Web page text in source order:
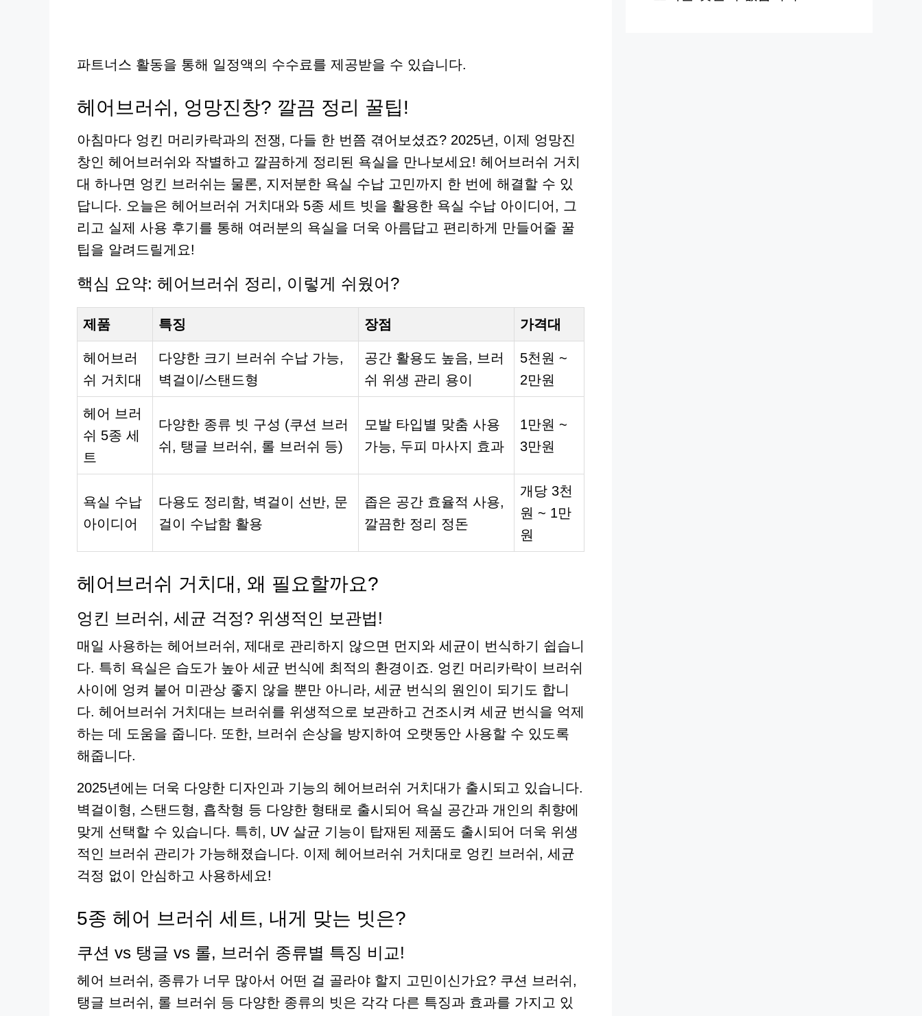
파트너스 활동을 통해 일정액의 수수료를 제공받을 수 있습니다.
헤어브러쉬, 엉망진창? 깔끔 정리 꿀팁!
아침마다 엉킨 머리카락과의 전쟁, 다들 한 번쯤 겪어보셨죠? 2025년, 이제 엉망진
창인 헤어브러쉬와 작별하고 깔끔하게 정리된 욕실을 만나보세요! 헤어브러쉬 거치
대 하나면 엉킨 브러쉬는 물론, 지저분한 욕실 수납 고민까지 한 번에 해결할 수 있
답니다. 오늘은 헤어브러쉬 거치대와 5종 세트 빗을 활용한 욕실 수납 아이디어, 그
리고 실제 사용 후기를 통해 여러분의 욕실을 더욱 아름답고 편리하게 만들어줄 꿀
팁을 알려드릴게요!
핵심 요약: 헤어브러쉬 정리, 이렇게 쉬웠어?
제품 특징 장점 가격대
헤어브러
쉬 거치대
다양한 크기 브러쉬 수납 가능,
벽걸이/스탠드형
공간 활용도 높음, 브러
쉬 위생 관리 용이
5천원 ~
2만원
헤어 브러
쉬 5종 세
트
다양한 종류 빗 구성 (쿠션 브러
쉬, 탱글 브러쉬, 롤 브러쉬 등)
모발 타입별 맞춤 사용
가능, 두피 마사지 효과
1만원 ~
3만원
욕실 수납
아이디어
다용도 정리함, 벽걸이 선반, 문
걸이 수납함 활용
좁은 공간 효율적 사용,
깔끔한 정리 정돈
개당 3천
원 ~ 1만
원
헤어브러쉬 거치대, 왜 필요할까요?
엉킨 브러쉬, 세균 걱정? 위생적인 보관법!
매일 사용하는 헤어브러쉬, 제대로 관리하지 않으면 먼지와 세균이 번식하기 쉽습니
다. 특히 욕실은 습도가 높아 세균 번식에 최적의 환경이죠. 엉킨 머리카락이 브러쉬
사이에 엉켜 붙어 미관상 좋지 않을 뿐만 아니라, 세균 번식의 원인이 되기도 합니
다. 헤어브러쉬 거치대는 브러쉬를 위생적으로 보관하고 건조시켜 세균 번식을 억제
하는 데 도움을 줍니다. 또한, 브러쉬 손상을 방지하여 오랫동안 사용할 수 있도록
해줍니다.
2025년에는 더욱 다양한 디자인과 기능의 헤어브러쉬 거치대가 출시되고 있습니다.
벽걸이형, 스탠드형, 흡착형 등 다양한 형태로 출시되어 욕실 공간과 개인의 취향에
맞게 선택할 수 있습니다. 특히, UV 살균 기능이 탑재된 제품도 출시되어 더욱 위생
적인 브러쉬 관리가 가능해졌습니다. 이제 헤어브러쉬 거치대로 엉킨 브러쉬, 세균
걱정 없이 안심하고 사용하세요!
5종 헤어 브러쉬 세트, 내게 맞는 빗은?
쿠션 vs 탱글 vs 롤, 브러쉬 종류별 특징 비교!
헤어 브러쉬, 종류가 너무 많아서 어떤 걸 골라야 할지 고민이신가요? 쿠션 브러쉬,
탱글 브러쉬, 롤 브러쉬 등 다양한 종류의 빗은 각각 다른 특징과 효과를 가지고 있